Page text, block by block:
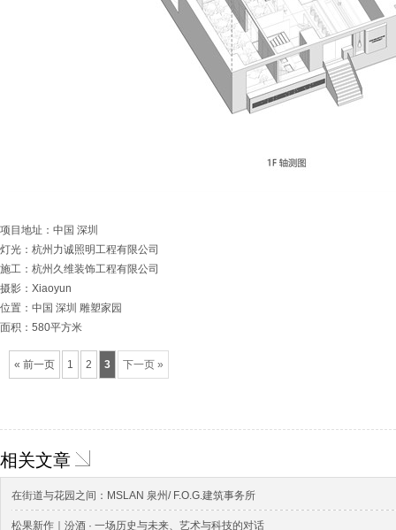
项目地址：中国 深圳
灯光：杭州力诚照明工程有限公司
施工：杭州久维装饰工程有限公司
摄影：Xiaoyun
位置：中国 深圳 雕塑家园
面积：580平方米
« 前一页 1 2 3 下一页 »
相关文章
在街道与花园之间：MSLAN 泉州/ F.O.G.建筑事务所
松果新作｜汾酒 · 一场历史与未来、艺术与科技的对话